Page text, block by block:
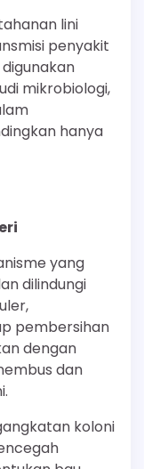
lini
penyakit
mikrobiologi,
hanya
yang
dilindungi
pembersihan
dengan
dan
koloni